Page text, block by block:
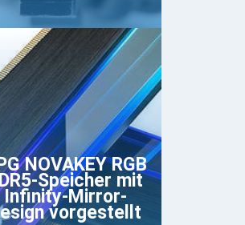
NOVAKEY RGB
Speicher mit
Infinity-Mirror-
vorgestellt